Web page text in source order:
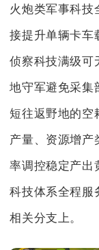
火炮类军事科技
接提升单辆卡车
侦察科技满级可
地守军避免采集
短往返野地的空
产量、资源增产
率调控稳定产出
科技体系全程服
相关分支上。